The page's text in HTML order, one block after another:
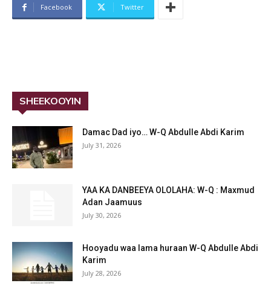
Facebook Twitter
SHEEKOOYIN
Damac Dad iyo… W-Q Abdulle Abdi Karim
July 31, 2026
YAA KA DANBEEYA OLOLAHA: W-Q : Maxmud
Adan Jaamuus
July 30, 2026
Hooyadu waa lama huraan W-Q Abdulle Abdi
Karim
July 28, 2026